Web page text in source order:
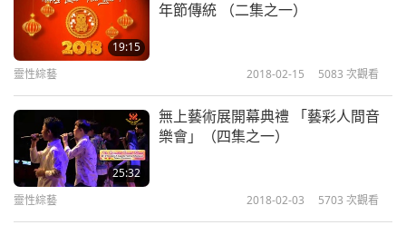
19:15
年節傳統 （二集之一）
靈性綜藝 2018-02-15 5083 次觀看
25:32
無上藝術展開幕典禮 「藝彩人間音
樂會」（四集之一）
靈性綜藝 2018-02-03 5703 次觀看